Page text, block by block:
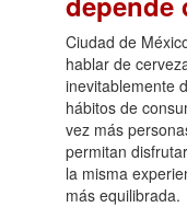
Ciudad de
hablar de
inevitablemente
hábitos de
vez más
permitan
la misma
más equilibrada.